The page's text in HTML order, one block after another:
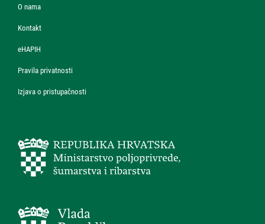
O nama
Kontakt
eHAPIH
Pravila privatnosti
Izjava o pristupačnosti